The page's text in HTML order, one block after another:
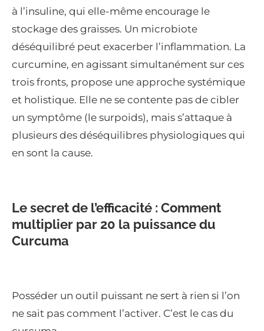
à l’insuline, qui elle-même encourage le
stockage des graisses. Un microbiote
déséquilibré peut exacerber l’inflammation. La
curcumine, en agissant simultanément sur ces
trois fronts, propose une approche systémique
et holistique. Elle ne se contente pas de cibler
un symptôme (le surpoids), mais s’attaque à
plusieurs des déséquilibres physiologiques qui
en sont la cause.
Le secret de l’efficacité : Comment
multiplier par 20 la puissance du
Curcuma
Posséder un outil puissant ne sert à rien si l’on
ne sait pas comment l’activer. C’est le cas du